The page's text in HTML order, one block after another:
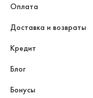
Оплата
Доставка и возвраты
Кредит
Блог
Бонусы